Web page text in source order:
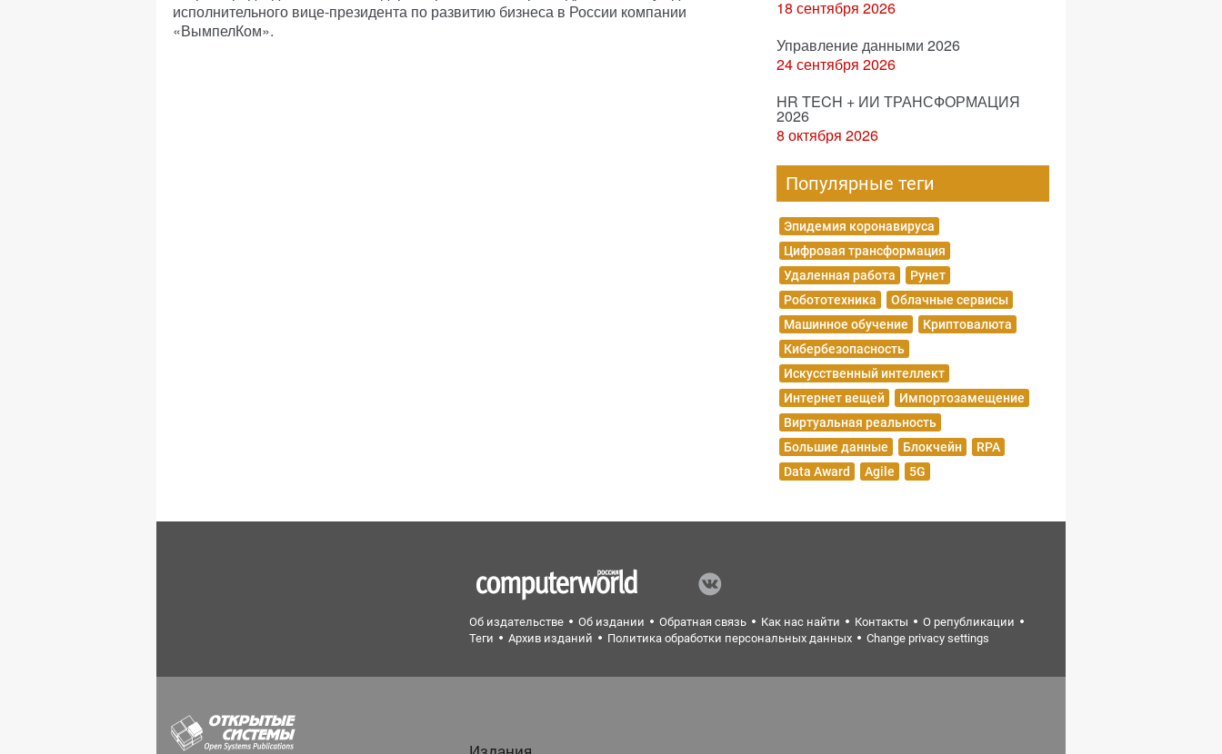
исполнительного вице-президента по развитию бизнеса в России компании
«ВымпелКом».
18 сентября 2026
Управление данными 2026
24 сентября 2026
HR TECH + ИИ ТРАНСФОРМАЦИЯ
2026
8 октября 2026
Популярные теги
Эпидемия коронавируса
Цифровая трансформация
Удаленная работа
Рунет
Робототехника
Облачные сервисы
Машинное обучение
Криптовалюта
Кибербезопасность
Искусственный интеллект
Интернет вещей
Импортозамещение
Виртуальная реальность
Большие данные
Блокчейн
RPA
Data Award
Agile 5G
Об издательстве Об издании Обратная связь Как нас найти Контакты
О републикации
Теги
Архив изданий Политика обработки персональных данных Change privacy settings